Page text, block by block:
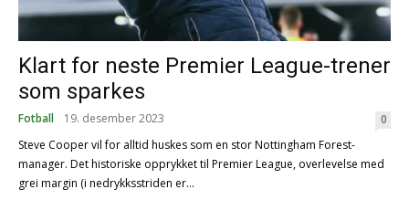
Klart for neste Premier League-trener
som sparkes
Fotball 19. desember 2023
0
Steve Cooper vil for alltid huskes som en stor Nottingham Forest-
manager. Det historiske opprykket til Premier League, overlevelse med
grei margin (i nedrykksstriden er...